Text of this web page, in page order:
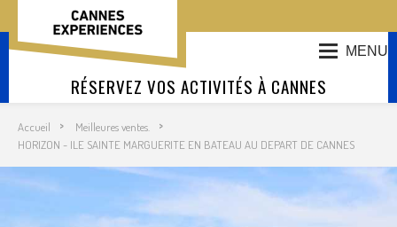
MENU
RÉSERVEZ VOS ACTIVITÉS À CANNES
Accueil
Meilleures ventes.
HORIZON - ILE SAINTE MARGUERITE EN BATEAU AU DEPART DE CANNES